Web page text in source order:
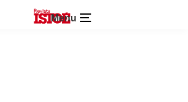
Menu